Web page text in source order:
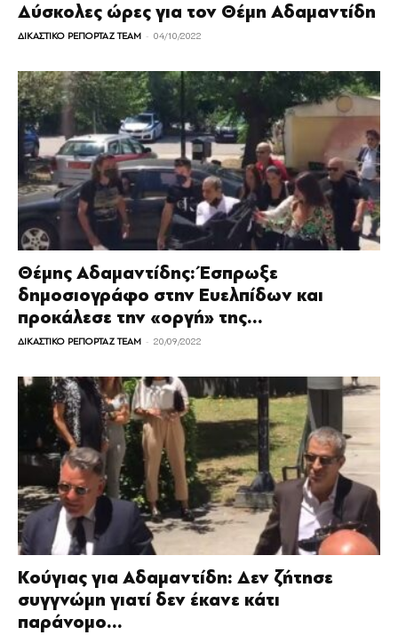
Δύσκολες ώρες για τον Θέμη Αδαμαντίδη
ΔΙΚΑΣΤΙΚΟ ΡΕΠΟΡΤΑΖ TEAM - 04/10/2022
Θέμης Αδαμαντίδης: Έσπρωξε
δημοσιογράφο στην Ευελπίδων και
προκάλεσε την «οργή» της...
ΔΙΚΑΣΤΙΚΟ ΡΕΠΟΡΤΑΖ TEAM - 20/09/2022
Κούγιας για Αδαμαντίδη: Δεν ζήτησε
συγγνώμη γιατί δεν έκανε κάτι
παράνομο...